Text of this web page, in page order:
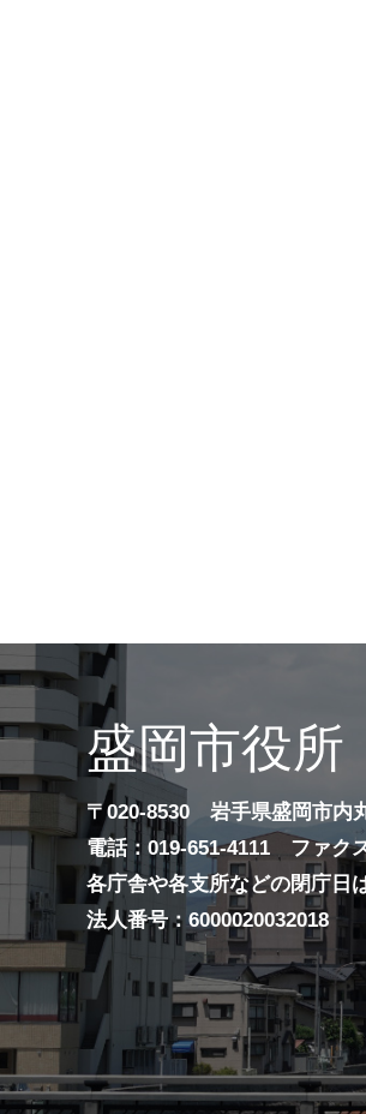
盛岡市役所
〒020-8530 岩手県盛岡市
電話：019-651-4111 ファク
各庁舎や各支所などの閉庁日
法人番号：6000020032018